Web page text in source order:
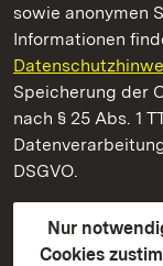
sowie anonymen
Informationen
Speicherung der
nach § 25 Abs. 1
DSGVO.
Nur
Cookies
Staatliche Schlösser
Staatliche
Kontakt
Gebärdensprache
Erklärung zur
BITV-konform